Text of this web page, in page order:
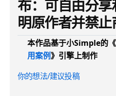
布：可自由分
明原作者并禁止
本作品基于小Simple的《
用案例》引擎上制作
你的想法/建议投稿